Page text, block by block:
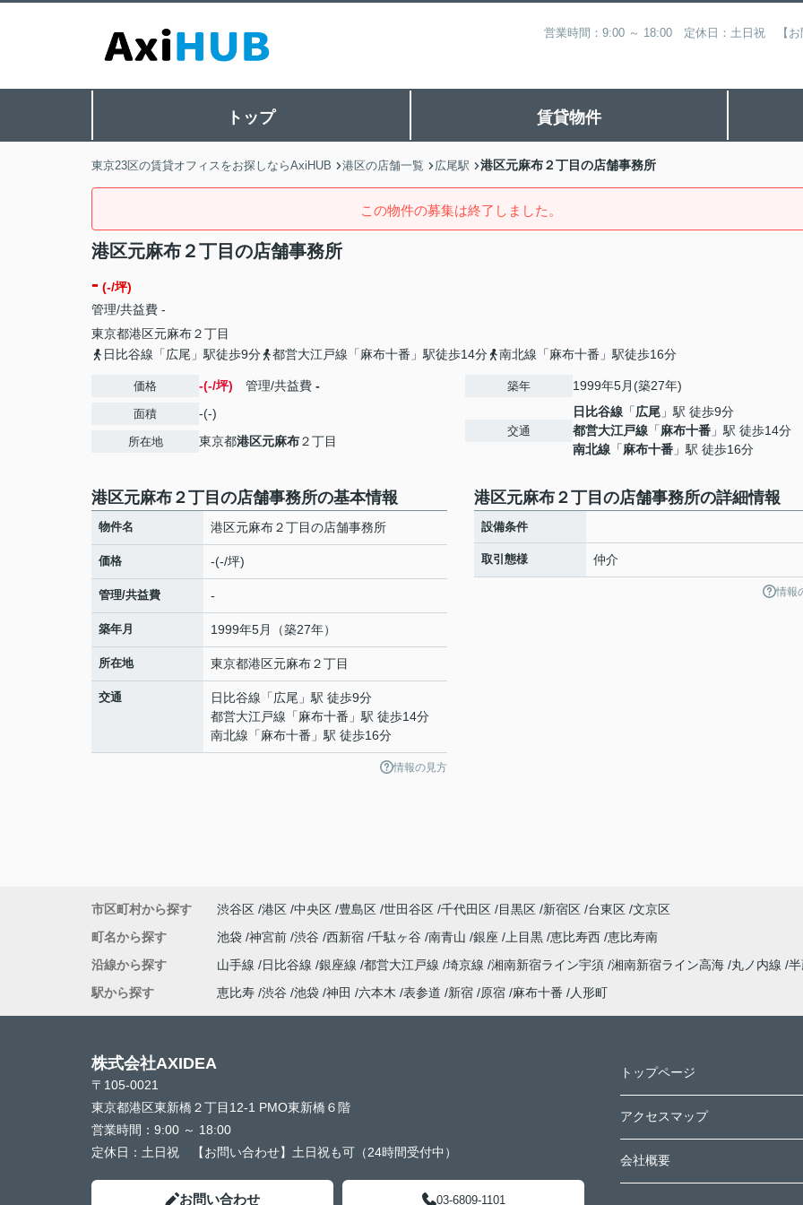
営業時間：9:00 ～ 18:00 定休日：土日祝 【お
トップ 賃貸物件
東京23区の賃貸オフィスをお探しならAxiHUB 港区の店舗一覧 広尾駅 港区元麻布２丁目の店舗事務所
この物件の募集は終了しました。
港区元麻布２丁目の店舗事務所
- (-/坪)
管理/共益費 -
東京都港区元麻布２丁目
日比谷線「広尾」駅徒歩9分
都営大江戸線「麻布十番」駅徒歩14分 南北線「麻布十番」駅徒歩16分
価格 -(-/坪) 管理/共益費 -
面積 -(-)
所在地 東京都港区元麻布２丁目
築年 1999年5月(築27年)
交通
日比谷線 「広尾 」駅 徒歩9分
都営大江戸線 「麻布十番 」駅 徒歩14分
南北線 「麻布十番 」駅 徒歩16分
港区元麻布２丁目の店舗事務所の基本情報
物件名 港区元麻布２丁目の店舗事務所
価格 -(-/坪)
管理/共益費 -
築年月 1999年5月（築27年）
所在地 東京都港区元麻布２丁目
交通 日比谷線 「広尾 」駅 徒歩9分
都営大江戸線 「麻布十番 」駅 徒歩14分
南北線 「麻布十番 」駅 徒歩16分
情報の見方
港区元麻布２丁目の店舗事務所の詳細情報
設備条件
取引態様 仲介
情報
市区町村から探す 渋谷区 港区 中央区 豊島区 世田谷区 千代田区 目黒区 新宿区 台東区 文京区
町名から探す
池袋 神宮前 渋谷 西新宿 千駄ヶ谷 南青山 銀座 上目黒 恵比寿西 恵比寿南
沿線から探す
山手線 日比谷線 銀座線 都営大江戸線 埼京線 湘南新宿ライン宇須 湘南新宿ライン高海 丸ノ内線
駅から探す
恵比寿 渋谷 池袋 神田 六本木 表参道 新宿 原宿 麻布十番 人形町
株式会社AXIDEA
〒105-0021
東京都港区東新橋２丁目12-1 PMO東新橋６階
営業時間： 9:00 ～ 18:00
定休日： 土日祝 【お問い合わせ】土日祝も可（24時間受付中）
お問い合わせ 03-6809-1101
トップページ
アクセスマップ
会社概要